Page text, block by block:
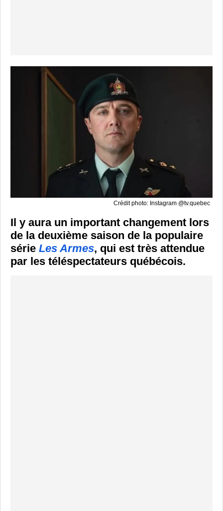
Crédit photo: Instagram @tv.quebec
Il y aura un important changement lors
de la deuxième saison de la populaire
série Les Armes, qui est très attendue
par les téléspectateurs québécois.